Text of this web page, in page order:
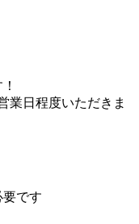
業日程度いただきま
です